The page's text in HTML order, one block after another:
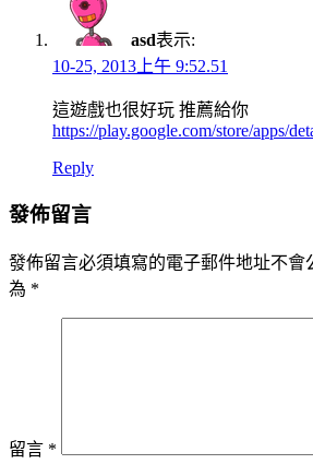
asd表示:
10-25, 2013上午 9:52.51
這遊戲也很好玩 推薦給你
https://play.google.com/store/apps/
Reply
發佈留言
發佈留言必須填寫的電子郵件地址不會
為 *
留言 *